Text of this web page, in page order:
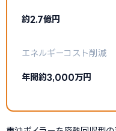
約2.7億円
エネルギーコスト削減
年間約3,000万円